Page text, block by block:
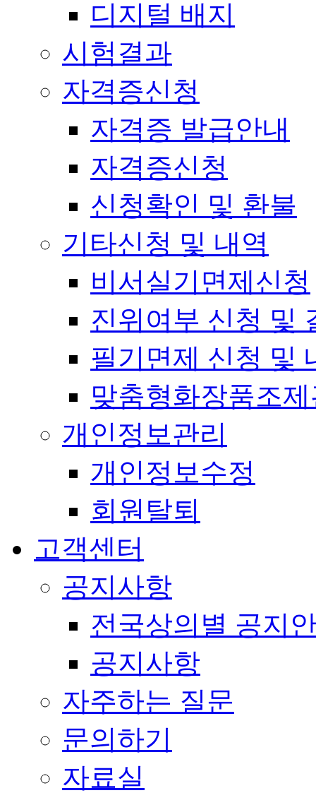
디지털 배지
시험결과
자격증신청
자격증 발급안내
자격증신청
신청확인 및 환불
기타신청 및 내역
비서실기면제신청
진위여부 신청 및
필기면제 신청 및
맞춤형화장품조
개인정보관리
개인정보수정
회원탈퇴
고객센터
공지사항
전국상의별 공지
공지사항
자주하는 질문
문의하기
자료실